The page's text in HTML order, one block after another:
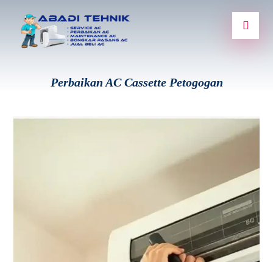
Perbaikan AC Cassette Petogogan